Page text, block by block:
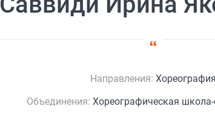
Направления: Хореография
Объединения: Хореографическая школа-